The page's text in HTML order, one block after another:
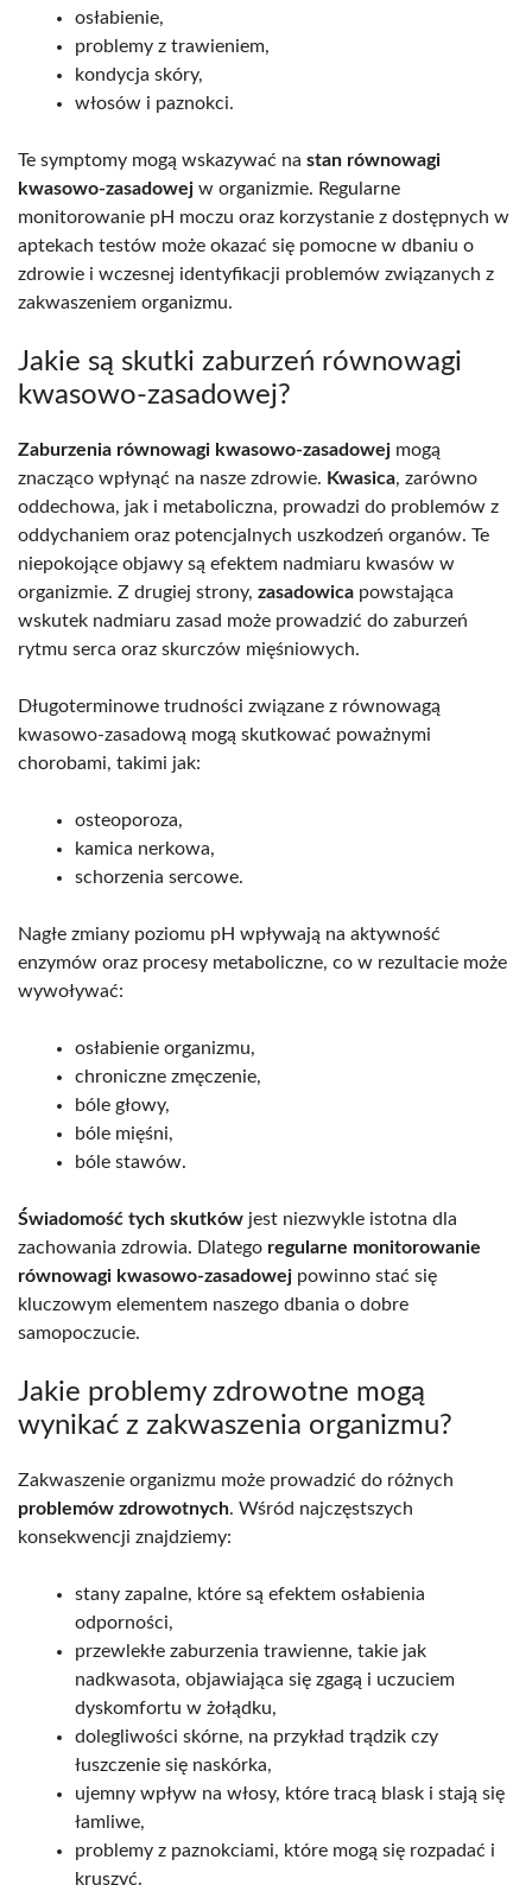
osłabienie,
problemy z trawieniem,
kondycja skóry,
włosów i paznokci.
Te symptomy mogą wskazywać na stan równowagi
kwasowo-zasadowej w organizmie. Regularne
monitorowanie pH moczu oraz korzystanie z dostępnych w
aptekach testów może okazać się pomocne w dbaniu o
zdrowie i wczesnej identyfikacji problemów związanych z
zakwaszeniem organizmu.
Jakie są skutki zaburzeń równowagi
kwasowo-zasadowej?
Zaburzenia równowagi kwasowo-zasadowej mogą
znacząco wpłynąć na nasze zdrowie. Kwasica, zarówno
oddechowa, jak i metaboliczna, prowadzi do problemów z
oddychaniem oraz potencjalnych uszkodzeń organów. Te
niepokojące objawy są efektem nadmiaru kwasów w
organizmie. Z drugiej strony, zasadowica powstająca
wskutek nadmiaru zasad może prowadzić do zaburzeń
rytmu serca oraz skurczów mięśniowych.
Długoterminowe trudności związane z równowagą
kwasowo-zasadową mogą skutkować poważnymi
chorobami, takimi jak:
osteoporoza,
kamica nerkowa,
schorzenia sercowe.
Nagłe zmiany poziomu pH wpływają na aktywność
enzymów oraz procesy metaboliczne, co w rezultacie może
wywoływać:
osłabienie organizmu,
chroniczne zmęczenie,
bóle głowy,
bóle mięśni,
bóle stawów.
Świadomość tych skutków jest niezwykle istotna dla
zachowania zdrowia. Dlatego regularne monitorowanie
równowagi kwasowo-zasadowej powinno stać się
kluczowym elementem naszego dbania o dobre
samopoczucie.
Jakie problemy zdrowotne mogą
wynikać z zakwaszenia organizmu?
Zakwaszenie organizmu może prowadzić do różnych
problemów zdrowotnych. Wśród najczęstszych
konsekwencji znajdziemy:
stany zapalne, które są efektem osłabienia
odporności,
przewlekłe zaburzenia trawienne, takie jak
nadkwasota, objawiająca się zgagą i uczuciem
dyskomfortu w żołądku,
dolegliwości skórne, na przykład trądzik czy
łuszczenie się naskórka,
ujemny wpływ na włosy, które tracą blask i stają się
łamliwe,
problemy z paznokciami, które mogą się rozpadać i
kruszyć.